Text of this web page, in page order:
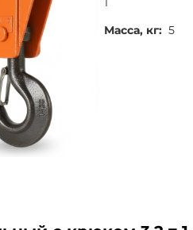
Масса, кг: 5